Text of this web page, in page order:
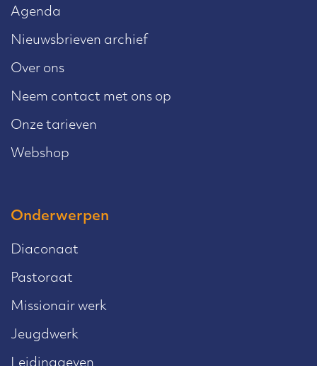
Agenda
Nieuwsbrieven archief
Over ons
Neem contact met ons op
Onze tarieven
Webshop
Onderwerpen
Diaconaat
Pastoraat
Missionair werk
Jeugdwerk
Leidinggeven